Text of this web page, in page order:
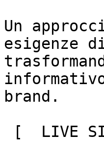
Un
esigenze
brand.